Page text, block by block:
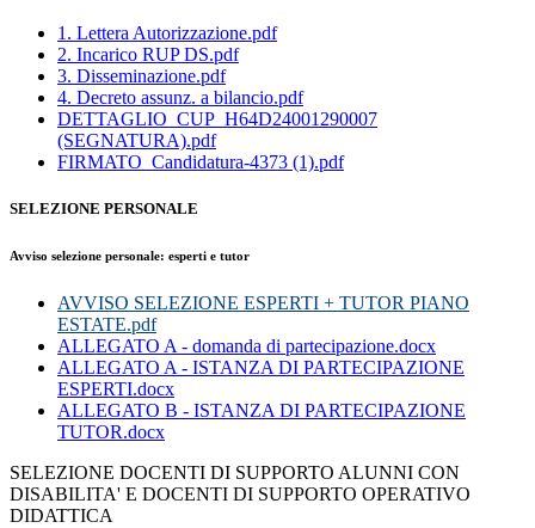
1. Lettera Autorizzazione.pdf
2. Incarico RUP DS.pdf
3. Disseminazione.pdf
4. Decreto assunz. a bilancio.pdf
DETTAGLIO_CUP_H64D24001290007
(SEGNATURA).pdf
FIRMATO_Candidatura-4373 (1).pdf
SELEZIONE PERSONALE
Avviso selezione personale: esperti e tutor
AVVISO SELEZIONE ESPERTI + TUTOR PIANO
ESTATE.pdf
ALLEGATO A - domanda di partecipazione.docx
ALLEGATO A - ISTANZA DI PARTECIPAZIONE
ESPERTI.docx
ALLEGATO B - ISTANZA DI PARTECIPAZIONE
TUTOR.docx
SELEZIONE DOCENTI DI SUPPORTO ALUNNI CON
DISABILITA' E DOCENTI DI SUPPORTO OPERATIVO
DIDATTICA